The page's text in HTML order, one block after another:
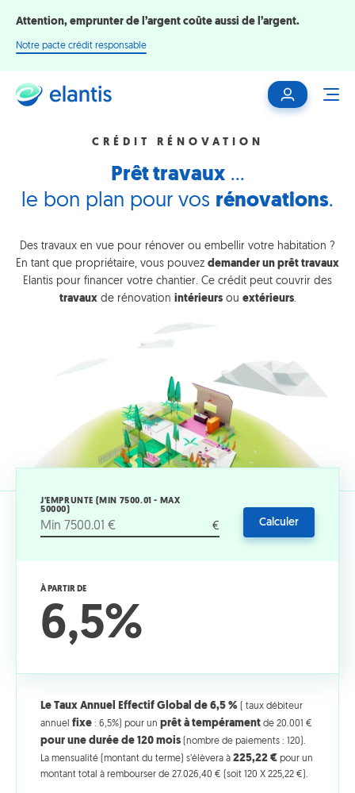
Attention, emprunter de l’argent coûte aussi de l’argent.
Notre pacte crédit responsable
Mon
espace
client
Prêt travaux…
le bon plan pour vos rénovations.
CRÉDIT RÉNOVATION
Des travaux en vue pour rénover ou embellir votre habitation ?
En tant que propriétaire, vous pouvez demander un prêt travaux
Elantis pour financer votre chantier. Ce crédit peut couvrir des
travauxde rénovation intérieursou extérieurs.
J'EMPRUNTE (MIN 7500.01 - MAX
50000)
€ Calculer
À PARTIR DE
6,5%
Le Taux Annuel Effectif Global de 6,5 % ( taux débiteur
annuel fixe : 6,5%) pour un prêt à tempérament de 20.001 €
pour une durée de 120 mois (nombre de paiements : 120).
La mensualité (montant du terme) s’élèvera à 225,22 € pour un
montant total à rembourser de 27.026,40 € (soit 120 X 225,22 €).